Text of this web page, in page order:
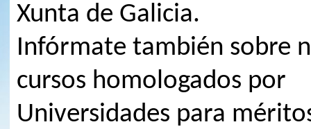
Xunta de Galicia.
Infórmate también sobre
cursos homologados por
Universidades para